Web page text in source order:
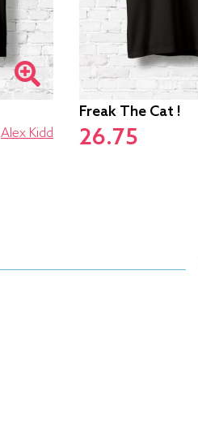
Alex Kidd
Freak The Cat !
26.75